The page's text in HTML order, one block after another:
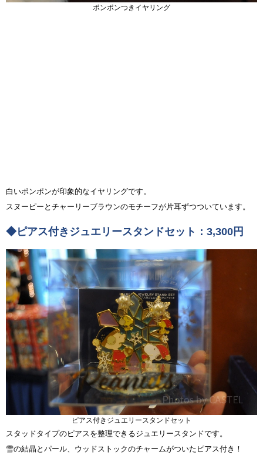
ポンポンつきイヤリング
白いポンポンが印象的なイヤリングです。
スヌーピーとチャーリーブラウンのモチーフが片耳ずつついています。
◆ピアス付きジュエリースタンドセット：3,300円
ピアス付きジュエリースタンドセット
スタッドタイプのピアスを整理できるジュエリースタンドです。
雪の結晶とパール、ウッドストックのチャームがついたピアス付き！